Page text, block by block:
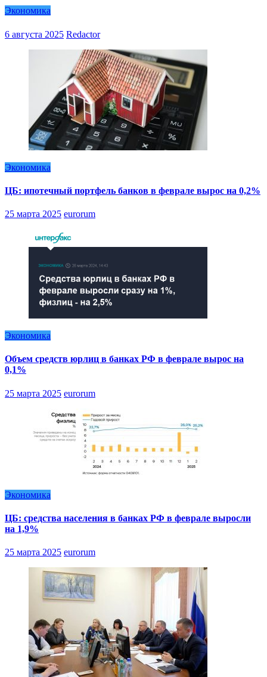
Экономика
6 августа 2025 Redactor
Экономика
ЦБ: ипотечный портфель банков в феврале вырос на 0,2%
25 марта 2025 eurorum
Экономика
Объем средств юрлиц в банках РФ в феврале вырос на
0,1%
25 марта 2025 eurorum
Экономика
ЦБ: средства населения в банках РФ в феврале выросли
на 1,9%
25 марта 2025 eurorum